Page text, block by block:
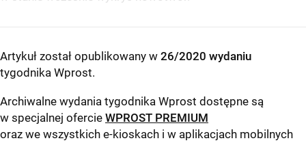
Artykuł został opublikowany w 26/2020 wydaniu
tygodnika Wprost.
Archiwalne wydania tygodnika Wprost dostępne są
w specjalnej ofercie WPROST PREMIUM
oraz we wszystkich e-kioskach i w aplikacjach mobilnych